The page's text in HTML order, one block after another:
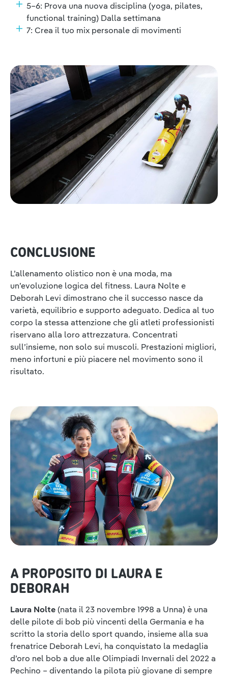
5–6: Prova una nuova disciplina (yoga, pilates,
functional training) Dalla settimana
7: Crea il tuo mix personale di movimenti
CONCLUSIONE
L’allenamento olistico non è una moda, ma
un’evoluzione logica del fitness. Laura Nolte e
Deborah Levi dimostrano che il successo nasce da
varietà, equilibrio e supporto adeguato. Dedica al tuo
corpo la stessa attenzione che gli atleti professionisti
riservano alla loro attrezzatura. Concentrati
sull’insieme, non solo sui muscoli. Prestazioni migliori,
meno infortuni e più piacere nel movimento sono il
risultato.
A PROPOSITO DI LAURA E
DEBORAH
Laura Nolte(nata il 23 novembre 1998 a Unna) è una
delle pilote di bob più vincenti della Germania e ha
scritto la storia dello sport quando, insieme alla sua
frenatrice Deborah Levi, ha conquistato la medaglia
d’oro nel bob a due alle Olimpiadi Invernali del 2022 a
Pechino – diventando la pilota più giovane di sempre